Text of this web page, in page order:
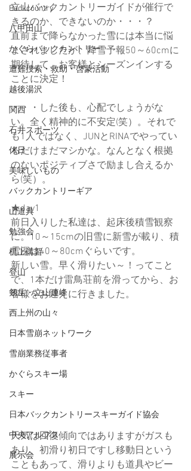
Backcountry
八甲田山
かぐらバックカントリー
遭難捜索・救助・啓蒙活動
越後湯沢
関西
石井スポーツ
休日
美味しいもの
バックカントリーギア
山道具
勉強会
机上講習
登山
剱岳・立山連峰
西上州の山々
日本雪崩ネットワーク
雪崩業務従事者
かぐらスキー場
スキー
日本バックカントリースキーガイド協会
中央アルプス
展示会
立山バックカントリーガイドが催行で
きるのか、できないのか・・・？
直前まで降らなかった雪には本当に悩
まされましたが、降雪予報50～60cmに
期待して、お客様とシーズンインする
ことに決定！
・・・した後も、心配でしょうがな
い。全く精神的に不安定(笑）。それで
も1人ではなく、JUNとRINAでやってい
るだけまだマシかな。なんとなく根拠
のないポジティブさで励まし合えるか
ら(笑）。
★day1
前日入りした私達は、起床後積雪観察
に。10～15cmの旧雪に新雪が載り、積
雪深は40～80cmぐらいです。
新しい雪。早く滑りたい～！ってこと
で、1本だけ雷鳥荘前を滑ってから、お
客様をお迎えに行きました。
天気は回復傾向ではありますがガスも
あり、初滑り初日ですし移動日という
こともあって、滑りよりも道具やビー